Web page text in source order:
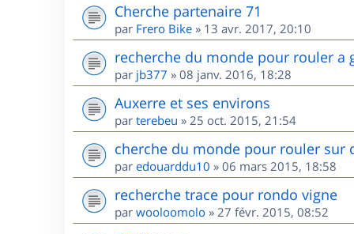
Cherche partenaire 71
par Frero Bike » 13 avr. 2017, 20:10
recherche du monde pour rouler a
par jb377 » 08 janv. 2016, 18:28
Auxerre et ses environs
par terebeu » 25 oct. 2015, 21:54
cherche du monde pour rouler sur
par edouarddu10 » 06 mars 2015, 18:58
recherche trace pour rondo vigne
par wooloomolo » 27 févr. 2015, 08:52